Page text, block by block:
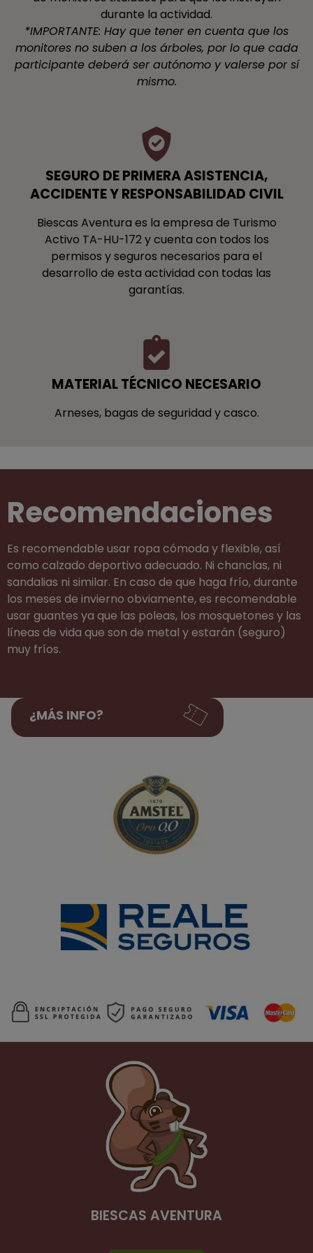
durante la actividad.
*IMPORTANTE: Hay que tener en cuenta que los
monitores no suben a los árboles, por lo que cada
participante deberá ser autónomo y valerse por sí
mismo.
SEGURO DE PRIMERA ASISTENCIA,
ACCIDENTE Y RESPONSABILIDAD CIVIL
Biescas Aventura es la empresa de Turismo
Activo TA-HU-172 y cuenta con todos los
permisos y seguros necesarios para el
desarrollo de esta actividad con todas las
garantías.
MATERIAL TÉCNICO NECESARIO
Arneses, bagas de seguridad y casco.
Recomendaciones
Es recomendable usar ropa cómoda y flexible, así
como calzado deportivo adecuado. Ni chanclas, ni
sandalias ni similar. En caso de que haga frío, durante
los meses de invierno obviamente, es recomendable
usar guantes ya que las poleas, los mosquetones y las
líneas de vida que son de metal y estarán (seguro)
muy fríos.
¿MÁS INFO?
BIESCAS AVENTURA